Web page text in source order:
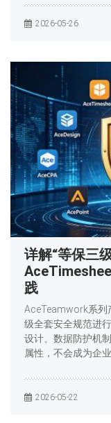
2026-05-26
详解“等保三
践
AceTeamwork系列
级全套安全规范进
设计、数据防护机
属性，不会成为企
2026-05-22